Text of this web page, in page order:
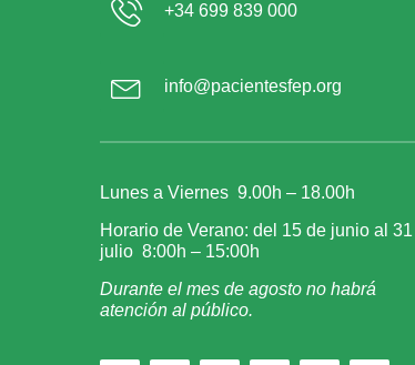
+34 699 839 000
info@pacientesfep.org
Lunes a Viernes 9.00h – 18.00h
Horario de Verano: del 15 de junio al
julio 8:00h – 15:00h
Durante el mes de agosto no habrá
atención al público.